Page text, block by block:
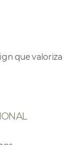
que valoriza